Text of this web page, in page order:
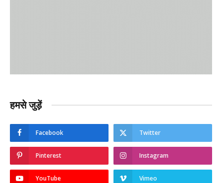
हमसे जुड़ें
Facebook Twitter
Pinterest Instagram
YouTube Vimeo